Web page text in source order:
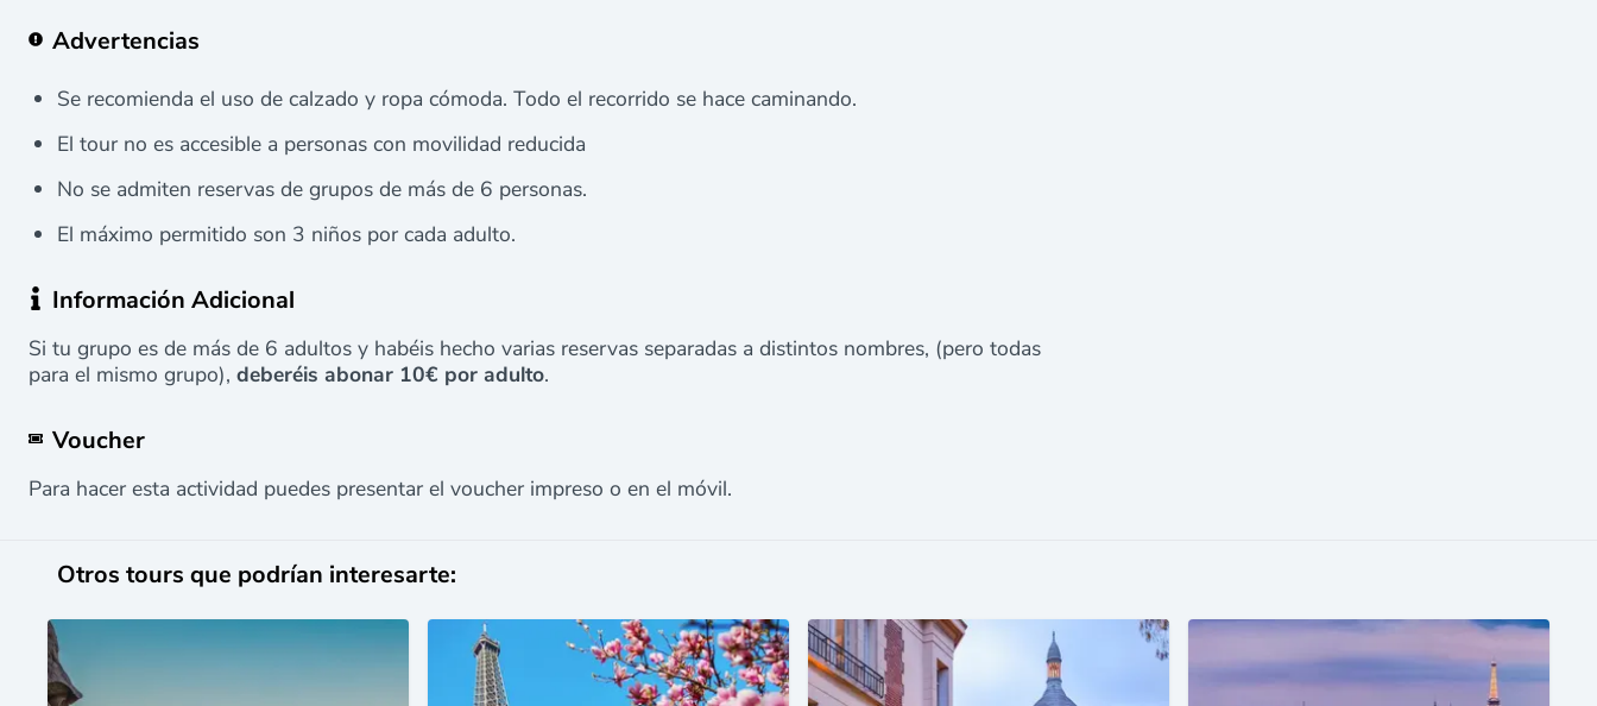
Advertencias
Se recomienda el uso de calzado y ropa cómoda. Todo el recorrido se hace caminando.
El tour no es accesible a personas con movilidad reducida
No se admiten reservas de grupos de más de 6 personas.
El máximo permitido son 3 niños por cada adulto.
Información Adicional
Si tu grupo es de más de 6 adultos y habéis hecho varias reservas separadas a distintos nombres, (pero todas
para el mismo grupo), deberéis abonar 10€ por adulto.
Voucher
Para hacer esta actividad puedes presentar el voucher impreso o en el móvil.
Otros tours que podrían interesarte: